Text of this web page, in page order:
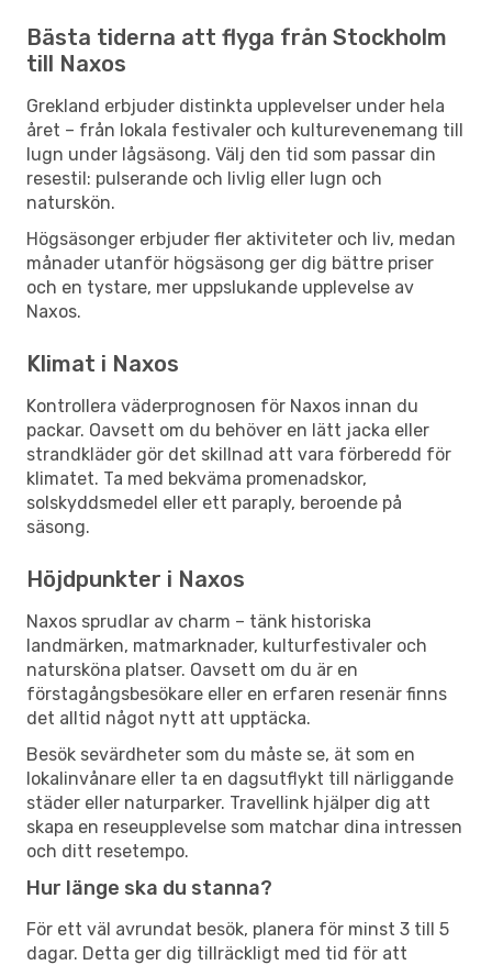
Bästa tiderna att flyga från Stockholm
till Naxos
Grekland erbjuder distinkta upplevelser under hela
året – från lokala festivaler och kulturevenemang till
lugn under lågsäsong. Välj den tid som passar din
resestil: pulserande och livlig eller lugn och
naturskön.
Högsäsonger erbjuder fler aktiviteter och liv, medan
månader utanför högsäsong ger dig bättre priser
och en tystare, mer uppslukande upplevelse av
Naxos.
Klimat i Naxos
Kontrollera väderprognosen för Naxos innan du
packar. Oavsett om du behöver en lätt jacka eller
strandkläder gör det skillnad att vara förberedd för
klimatet. Ta med bekväma promenadskor,
solskyddsmedel eller ett paraply, beroende på
säsong.
Höjdpunkter i Naxos
Naxos sprudlar av charm – tänk historiska
landmärken, matmarknader, kulturfestivaler och
natursköna platser. Oavsett om du är en
förstagångsbesökare eller en erfaren resenär finns
det alltid något nytt att upptäcka.
Besök sevärdheter som du måste se, ät som en
lokalinvånare eller ta en dagsutflykt till närliggande
städer eller naturparker. Travellink hjälper dig att
skapa en reseupplevelse som matchar dina intressen
och ditt resetempo.
Hur länge ska du stanna?
För ett väl avrundat besök, planera för minst 3 till 5
dagar. Detta ger dig tillräckligt med tid för att